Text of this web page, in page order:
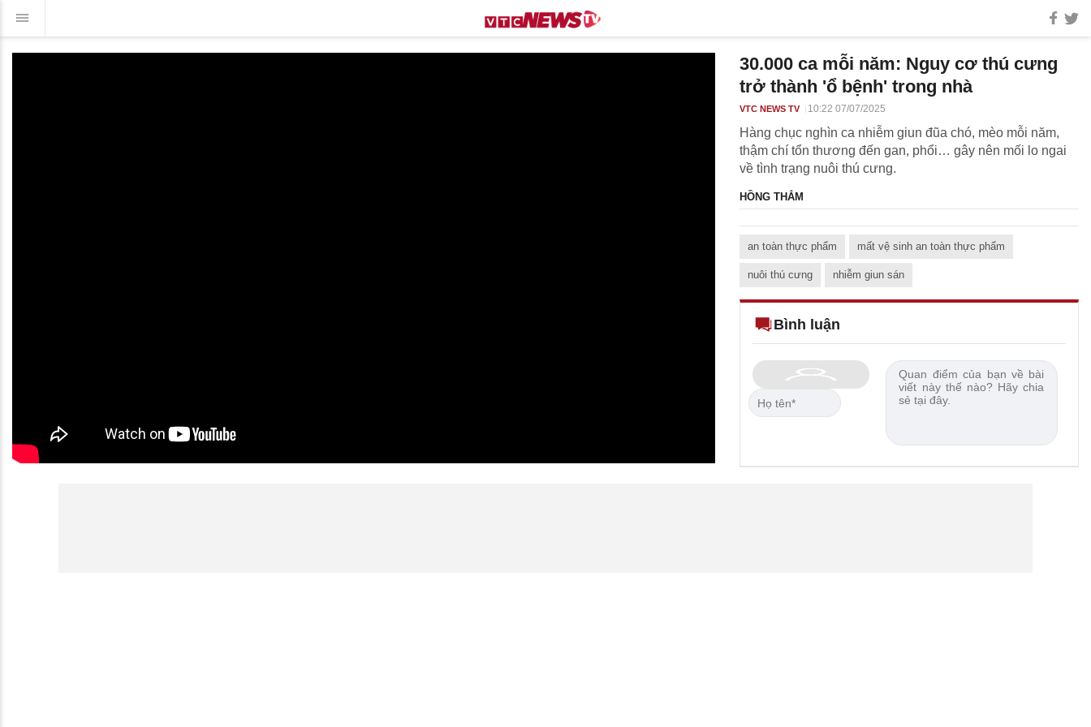
30.000 ca mỗi năm: Nguy cơ thú cưng
trở thành 'ổ bệnh' trong nhà
VTC NEWS TV 10:22 07/07/2025
Hàng chục nghìn ca nhiễm giun đũa chó, mèo mỗi năm,
thậm chí tổn thương đến gan, phổi… gây nên mối lo ngai
về tình trạng nuôi thú cưng.
HỒNG THẮM
an toàn thực phẩm mất vệ sinh an toàn thực phẩm
nuôi thú cưng nhiễm giun sán
Bình luận